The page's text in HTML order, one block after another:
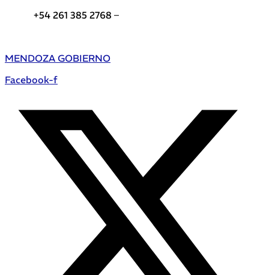
+54 261 385 2768 –
MENDOZA GOBIERNO
Facebook-f